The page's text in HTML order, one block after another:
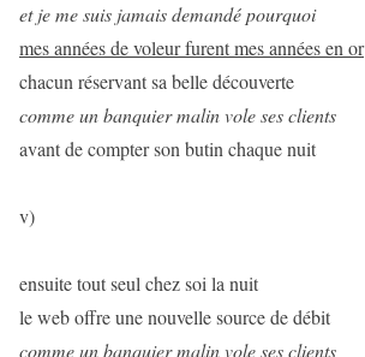
et je me suis jamais demandé pourquoi
mes années de voleur furent mes années en or
chacun réservant sa belle découverte
comme un banquier malin vole ses clients
avant de compter son butin chaque nuit
v)
ensuite tout seul chez soi la nuit
le web offre une nouvelle source de débit
comme un banquier malin vole ses clients